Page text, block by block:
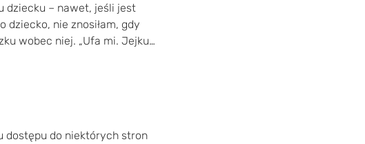
dziecku – nawet, jeśli jest
dziecko, nie znosiłam, gdy
wobec niej. „Ufa mi. Jejku…
dostępu do niektórych stron